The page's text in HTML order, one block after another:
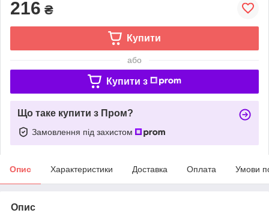
216 ₴
Купити
або
Купити з
Що таке купити з Пром?
Замовлення під захистом
Опис Характеристики Доставка Оплата Умови
Опис